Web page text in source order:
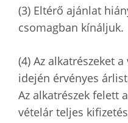
(3) Eltérő ajánlat
csomagban kínáljuk.
(4) Az alkatrészeket
idején érvényes
Az alkatrészek felett
vételár teljes